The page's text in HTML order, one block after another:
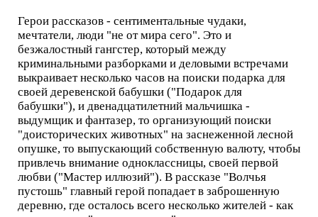
Герои рассказов - сентиментальные чудаки,
мечтатели, люди "не от мира сего". Это и
безжалостный гангстер, который между
криминальными разборками и деловыми встречами
выкраивает несколько часов на поиски подарка для
своей деревенской бабушки ("Подарок для
бабушки"), и двенадцатилетний мальчишка -
выдумщик и фантазер, то организующий поиски
"доисторических животных" на заснеженной лесной
опушке, то выпускающий собственную валюту, чтобы
привлечь внимание одноклассницы, своей первой
любви ("Мастер иллюзий"). В рассказе "Волчья
пустошь" главный герой попадает в заброшенную
деревню, где осталось всего несколько жителей - как